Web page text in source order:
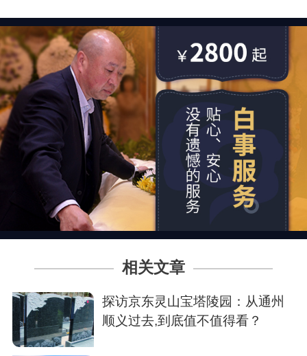
相关文章
探访京东灵山宝塔陵园：从通州
顺义过去,到底值不值得看？